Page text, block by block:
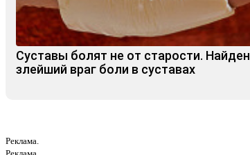
Суставы болят не от старости. Найден
злейший враг боли в суставах
Реклама.